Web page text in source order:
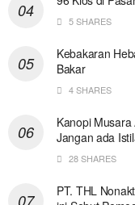
5 SHARES
Kebakaran
Bakar
4 SHARES
Kanopi Musara
Jangan ada
28 SHARES
PT. THL